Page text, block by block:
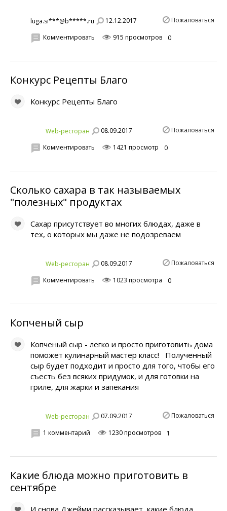
luga.si***@b*****.ru 12.12.2017 Пожаловаться
Комментировать 915 просмотров 0
Конкурс Рецепты Благо
Конкурс Рецепты Благо
Web-ресторан 08.09.2017 Пожаловаться
Комментировать 1421 просмотр 0
Сколько сахара в так называемых
"полезных" продуктах
Сахар присутствует во многих блюдах, даже в
тех, о которых мы даже не подозреваем
Web-ресторан 08.09.2017 Пожаловаться
Комментировать 1023 просмотра 0
Копченый сыр
Копченый сыр - легко и просто приготовить дома
поможет кулинарный мастер класс! Полученный
сыр будет подходит и просто для того, чтобы его
съесть без всяких придумок, и для готовки на
гриле, для жарки и запекания
Web-ресторан 07.09.2017 Пожаловаться
1 комментарий 1230 просмотров 1
Какие блюда можно приготовить в
сентябре
И снова Джейми рассказывает, какие блюда